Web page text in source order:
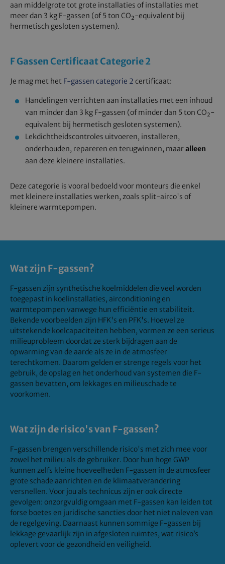
aan middelgrote tot grote installaties of installaties met
meer dan 3 kg F-gassen (of 5 ton CO₂-equivalent bij
hermetisch gesloten systemen).
F Gassen Certificaat Categorie 2
Je mag met het F-gassen categorie 2 certificaat:
Handelingen verrichten aan installaties met een inhoud
van minder dan 3 kg F-gassen (of minder dan 5 ton CO₂-
equivalent bij hermetisch gesloten systemen).
Lekdichtheidscontroles uitvoeren, installeren,
onderhouden, repareren en terugwinnen, maaralleen
aan deze kleinere installaties.
Deze categorie is vooral bedoeld voor monteurs die enkel
met kleinere installaties werken, zoals split-airco's of
kleinere warmtepompen.
Wat zijn F-gassen?
F-gassen zijn synthetische koelmiddelen die veel worden
toegepast in koelinstallaties, airconditioning en
warmtepompen vanwege hun efficiëntie en stabiliteit.
Bekende voorbeelden zijn HFK's en PFK's. Hoewel ze
uitstekende koelcapaciteiten hebben, vormen ze een serieus
milieuprobleem doordat ze sterk bijdragen aan de
opwarming van de aarde als ze in de atmosfeer
terechtkomen. Daarom gelden er strenge regels voor het
gebruik, de opslag en het onderhoud van systemen die F-
gassen bevatten, om lekkages en milieuschade te
voorkomen.
Wat zijn de risico's van F-gassen?
F-gassen brengen verschillende risico's met zich mee voor
zowel het milieu als de gebruiker. Door hun hoge GWP
kunnen zelfs kleine hoeveelheden F-gassen in de atmosfeer
grote schade aanrichten en de klimaatverandering
versnellen. Voor jou als technicus zijn er ook directe
gevolgen: onzorgvuldig omgaan met F-gassen kan leiden tot
forse boetes en juridische sancties door het niet naleven van
de regelgeving. Daarnaast kunnen sommige F-gassen bij
lekkage gevaarlijk zijn in afgesloten ruimtes, wat risico’s
oplevert voor de gezondheid en veiligheid.